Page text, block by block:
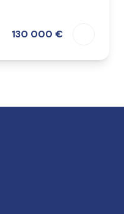
130 000 €